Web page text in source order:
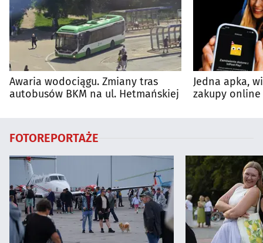
Awaria wodociągu. Zmiany tras
autobusów BKM na ul. Hetmańskiej
Jedna apka,
zakupy online
FOTOREPORTAŻE